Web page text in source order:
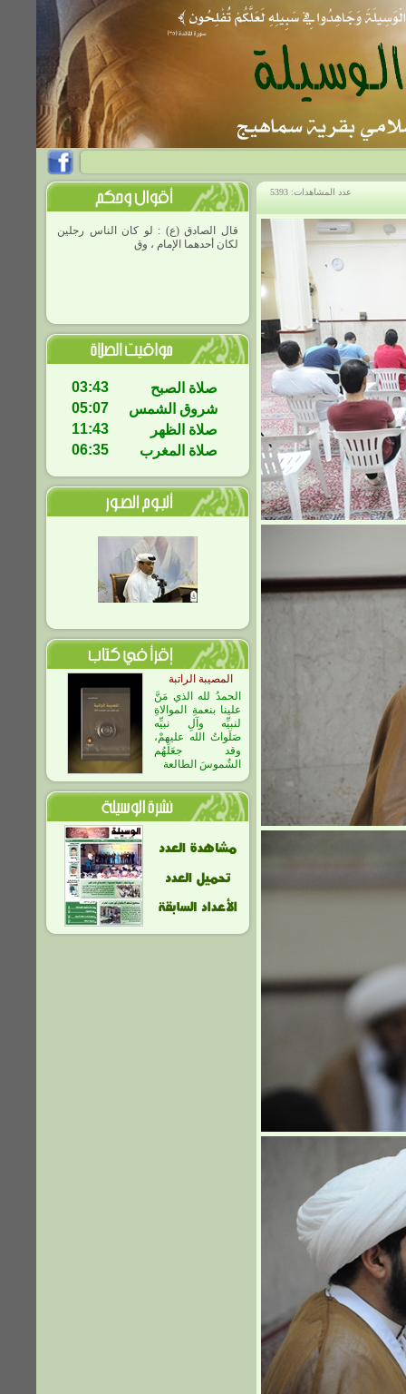
قال الصادق (ع) : لو كان الناس رجلين
لكان أحدهما الإمام ، وقال : إنّ آخر
صلاة الصبح
03:43
شروق الشمس
05:07
صلاة الظهر
11:43
صلاة المغرب
06:35
المصيبة الراتبة
الحمدُ لله الذي مَنَّ
علينا بنعمةِ الموالاةِ
لنبيِّه وآلِ نبيِّه
صَلَواتُ الله عليهمْ،
وقد جعَلَهُم
الشُموسَ الطالعة
عدد المشاهدات: 5393